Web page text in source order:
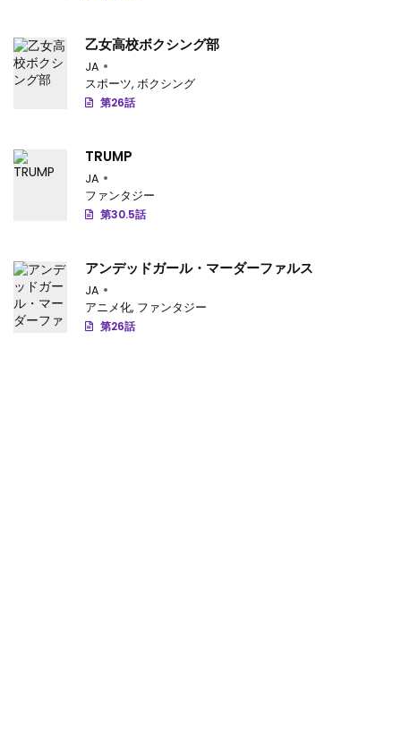
乙女高校ボクシング部
JA
スポーツ, ボクシング
第26話
TRUMP
JA
ファンタジー
第30.5話
アンデッドガール・マーダーファルス
JA
アニメ化, ファンタジー
第26話